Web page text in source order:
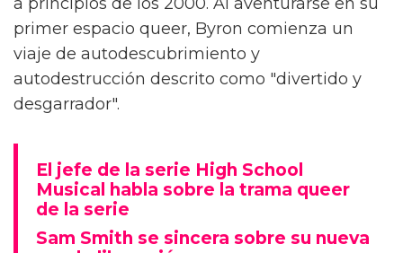
conversar con la gente sobre 'What It Feels
Like For A Girl', el nuevo drama de
crecimiento de la BBC. "Pero primero tienes
que haberlo visto", aclara el actor.
La serie, basada en las memorias de la
periodista trans Paris Lees, se centra en Byron
(Ellis Howard) mientras crece en Nottingham
a principios de los 2000. Al aventurarse en su
primer espacio queer, Byron comienza un